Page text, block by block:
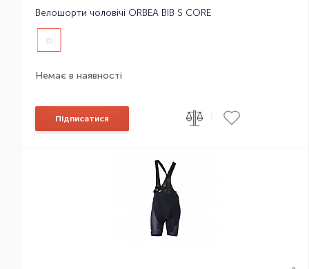
Велошорти чоловічі ORBEA BIB S CORE
Немає в наявності
Підписатися